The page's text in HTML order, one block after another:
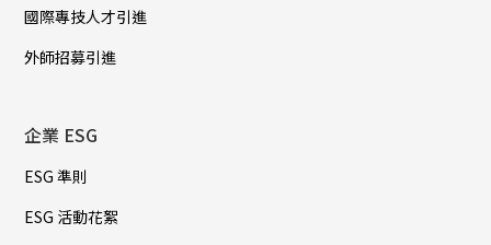
國際專技人才引進
外師招募引進
企業 ESG
ESG 準則
ESG 活動花絮